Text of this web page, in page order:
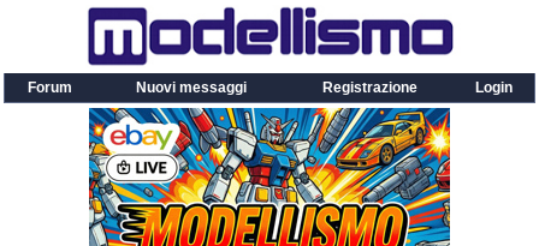
Forum Nuovi messaggi Registrazione Login